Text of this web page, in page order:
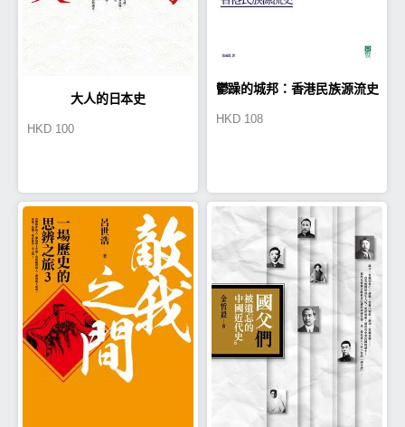
大人的日本史
HKD 100
鬱躁的城邦：香港民族源流史
HKD 108